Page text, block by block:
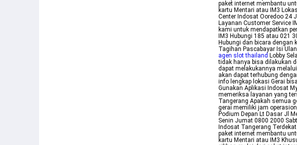
paket internet membantu
kartu Mentari atau IM3
Center Indosat Ooredoo 24
Layanan Customer Service
kami untuk mendapatkan
IM3 Hubungi 185 atau 021
Hubungi dan bicara dengan
Tagihan Pascabayar Isi
agen slot thailand Lobby
tidak hanya bisa dilakukan
dapat melakukannya
akan dapat terhubung
info lengkap lokasi Gerai
Gunakan Aplikasi Indosat
memeriksa layanan yang
Tangerang Apakah semua
gerai memiliki jam
Podium Depan Lt Dasar Jl
Senin Jumat 0800 2000
Indosat Tangerang
paket internet membantu
kartu Mentari atau IM3